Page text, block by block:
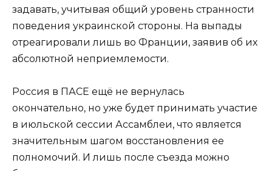
задавать, учитывая общий уровень странности
поведения украинской стороны. На выпады
отреагировали лишь во Франции, заявив об их
абсолютной неприемлемости.
Россия в ПАСЕ ещё не вернулась
окончательно, но уже будет принимать участие
в июльской сессии Ассамблеи, что является
значительным шагом восстановления ее
полномочий. И лишь после съезда можно